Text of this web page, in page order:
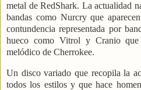
metal de RedShark. La actualidad
bandas como Nurcry que
contundencia representada por
hueco como Vitrol y Cranio
melódico de Cherrokee.
Un disco variado que recopila la
todos los estilos y que hace